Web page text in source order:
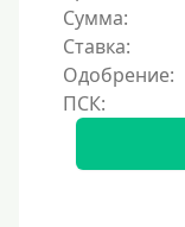
Сумма:
Ставка:
Одобрение: